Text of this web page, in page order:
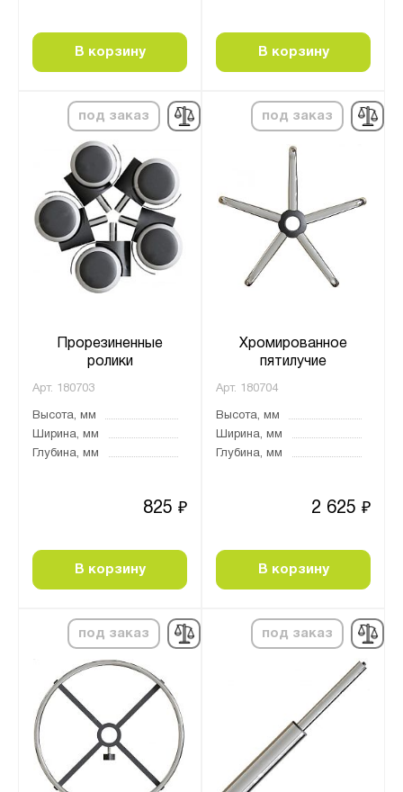
В корзину В корзину
под заказ
Прорезиненные
ролики
Арт. 180703
Высота, мм
Ширина, мм
Глубина, мм
825 ₽
В корзину
под заказ
Хромированное
пятилучие
Арт. 180704
Высота, мм
Ширина, мм
Глубина, мм
2 625 ₽
В корзину
под заказ под заказ